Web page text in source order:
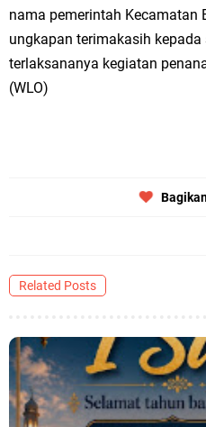
nama pemerintah Kecamatan
ungkapan terimakasih
terlaksananya kegiatan
(WLO)
Related Posts